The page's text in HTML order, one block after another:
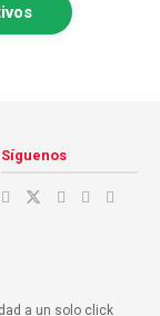
a un solo click
Síguenos